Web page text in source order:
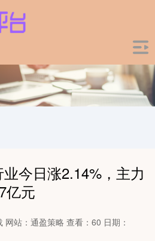
今日涨2.14%，主力
亿元
网站：通盈策略 查看：60 日期：